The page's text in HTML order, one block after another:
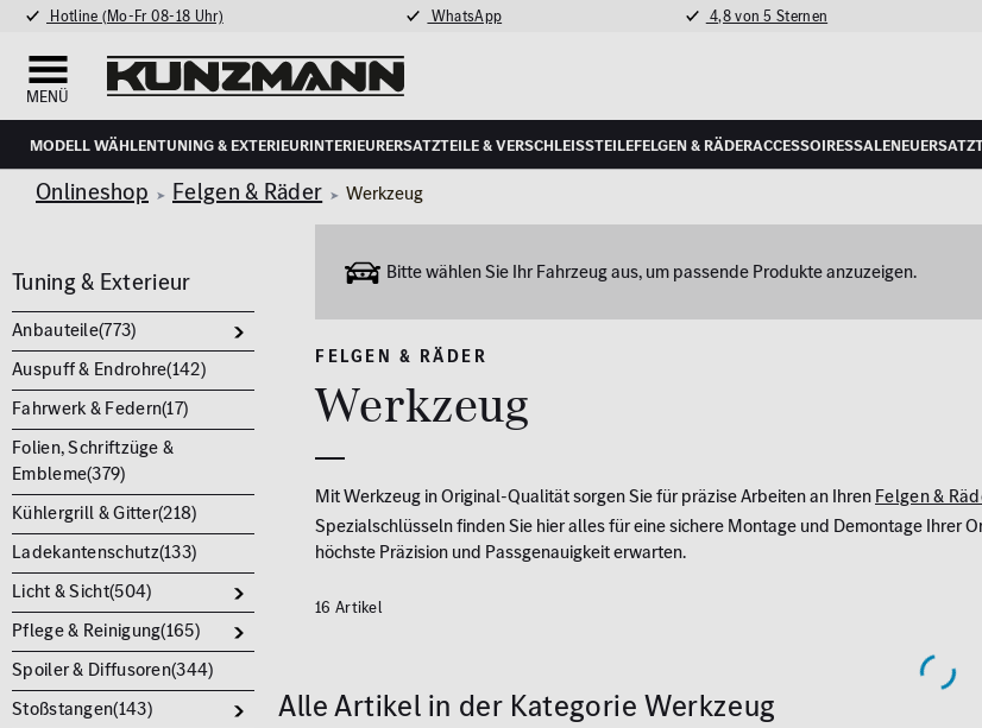
Hotline (Mo-Fr 08-18 Uhr) WhatsApp 4,8 von 5 Sternen
MENÜ
Modell wählenTuning & ExterieurInterieurErsatzteile & VerschleißteileFelgen & RäderAccessoiresSaleNeu
Onlineshop Felgen & Räder Werkzeug
Tuning & Exterieur
Anbauteile(773)
Auspuff & Endrohre(142)
Fahrwerk & Federn(17)
Folien, Schriftzüge &
Embleme(379)
Kühlergrill & Gitter(218)
Ladekantenschutz(133)
Licht & Sicht(504)
Pflege & Reinigung(165)
Spoiler & Diffusoren(344)
Stoßstangen(143)
Bitte wählen Sie Ihr Fahrzeug aus, um passende Produkte anzuzeigen.
FELGEN & RÄDER
Werkzeug
16 Artikel
Mit Werkzeug in Original-Qualität sorgen Sie für präzise Arbeiten an IhrenFelgen &
Spezialschlüsseln finden Sie hier alles für eine sichere Montage und Demontage
höchste Präzision und Passgenauigkeit erwarten.
Alle Artikel in der Kategorie Werkzeug